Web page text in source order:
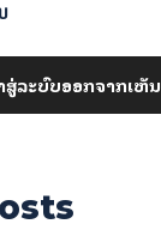
ສູ່​ລະ​ບົບ​ອອກ​ຈາກ​ເຫັນ